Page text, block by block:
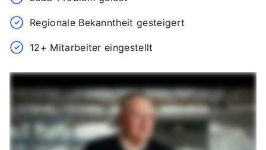
Regionale Bekanntheit gesteigert
12+ Mitarbeiter eingestellt